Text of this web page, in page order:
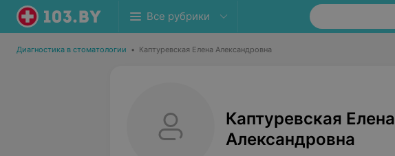
Все рубрики
Диагностика в стоматологии • Каптуревская Елена Александровна
Каптуревская Елена
Александровна